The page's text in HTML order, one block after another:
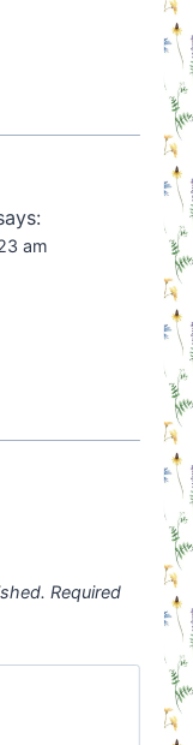
am
Required